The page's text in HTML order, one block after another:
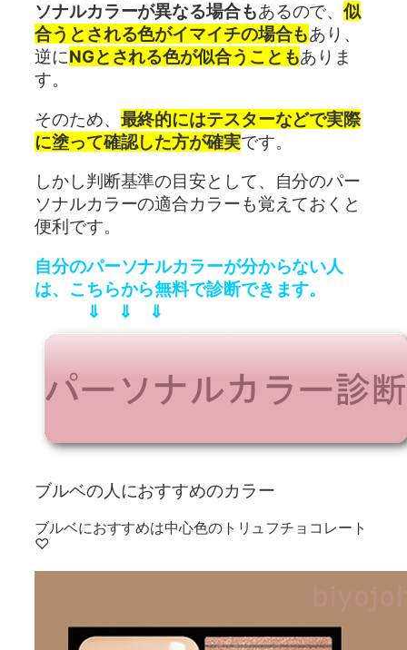
ソナルカラーが異なる場合もあるので、似
合うとされる色がイマイチの場合もあり、
逆にNGとされる色が似合うこともありま
す。
そのため、 最終的にはテスターなどで実際
に塗って確認した方が確実です。
しかし判断基準の目安として、自分のパー
ソナルカラーの適合カラーも覚えておくと
便利です。
自分のパーソナルカラーが分からない人
は、こちらから無料で診断できます。
⇓ ⇓ ⇓
ブルベの人におすすめのカラー
ブルベにおすすめは中心色のトリュフチョコレート
♡